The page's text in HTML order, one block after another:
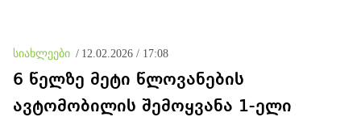
სიახლეები / 12.02.2026 / 17:08
6 წელზე მეტი წლოვანების
ავტომობილის შემოყვანა 1-ელი